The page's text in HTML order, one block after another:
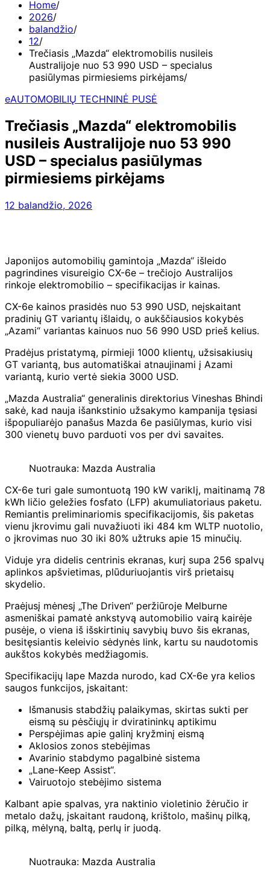
Home
2026
balandžio
12
Trečiasis „Mazda“ elektromobilis nusileis
Australijoje nuo 53 990 USD – specialus
pasiūlymas pirmiesiems pirkėjams
eAUTOMOBILIŲ TECHNINĖ PUSĖ
Trečiasis „Mazda“ elektromobilis
nusileis Australijoje nuo 53 990
USD – specialus pasiūlymas
pirmiesiems pirkėjams
12 balandžio, 2026
Japonijos automobilių gamintoja „Mazda“ išleido
pagrindines visureigio CX-6e – trečiojo Australijos
rinkoje elektromobilio – specifikacijas ir kainas.
CX-6e kainos prasidės nuo 53 990 USD, neįskaitant
pradinių GT variantų išlaidų, o aukščiausios kokybės
„Azami“ variantas kainuos nuo 56 990 USD prieš kelius.
Pradėjus pristatymą, pirmieji 1000 klientų, užsisakiusių
GT variantą, bus automatiškai atnaujinami į Azami
variantą, kurio vertė siekia 3000 USD.
„Mazda Australia“ generalinis direktorius Vineshas Bhindi
sakė, kad nauja išankstinio užsakymo kampanija tęsiasi
išpopuliarėjo panašus Mazda 6e pasiūlymas, kurio visi
300 vienetų buvo parduoti vos per dvi savaites.
Nuotrauka: Mazda Australia
CX-6e turi gale sumontuotą 190 kW variklį, maitinamą 78
kWh ličio geležies fosfato (LFP) akumuliatoriaus paketu.
Remiantis preliminariomis specifikacijomis, šis paketas
vienu įkrovimu gali nuvažiuoti iki 484 km WLTP nuotolio,
o įkrovimas nuo 30 iki 80% užtruks apie 15 minučių.
Viduje yra didelis centrinis ekranas, kurį supa 256 spalvų
aplinkos apšvietimas, plūduriuojantis virš prietaisų
skydelio.
Praėjusį mėnesį „The Driven“ peržiūroje Melburne
asmeniškai pamatė ankstyvą automobilio vairą kairėje
pusėje, o viena iš išskirtinių savybių buvo šis ekranas,
besitęsiantis keleivio sėdynės link, kartu su naudotomis
aukštos kokybės medžiagomis.
Specifikacijų lape Mazda nurodo, kad CX-6e yra kelios
saugos funkcijos, įskaitant:
Išmanusis stabdžių palaikymas, skirtas sukti per
eismą su pėsčiųjų ir dviratininkų aptikimu
Perspėjimas apie galinį kryžminį eismą
Aklosios zonos stebėjimas
Avarinio stabdymo pagalbinė sistema
„Lane-Keep Assist“.
Vairuotojo stebėjimo sistema
Kalbant apie spalvas, yra naktinio violetinio žėručio ir
metalo dažų, įskaitant raudoną, krištolo, mašinų pilką,
pilką, mėlyną, baltą, perlų ir juodą.
Nuotrauka: Mazda Australia